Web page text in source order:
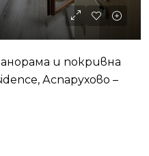
и покривна
Аспарухово –